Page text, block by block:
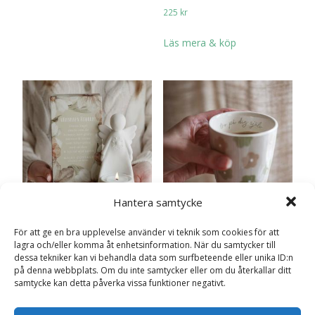
Hantera samtycke
För att ge en bra upplevelse använder vi teknik som cookies för att
lagra och/eller komma åt enhetsinformation. När du samtycker till
dessa tekniker kan vi behandla data som surfbeteende eller unika ID:n
på denna webbplats. Om du inte samtycker eller om du återkallar ditt
samtycke kan detta påverka vissa funktioner negativt.
225 kr
Läs mera & köp
*FÖRBOKAS* Ljuslykta Ängel
Vänskap, i gåvobox – Majas
lyktor/ Barncancerfonden
195kr
Läs mera & köp
*FÖRBOKAS* Mugg Tro på
dig själv – Majas lyktor/
Barncancerfonden
169kr
Läs mera & köp